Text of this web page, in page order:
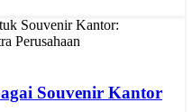
Souvenir Kantor